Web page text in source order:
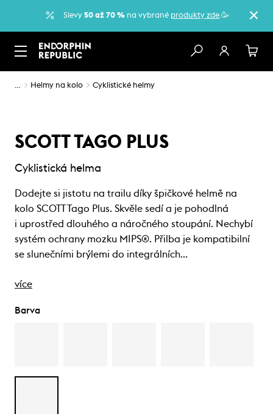
Slevy 50 až 70 % na vybrané produkty zde.🥳
… Helmy na kolo Cyklistické helmy
SCOTT TAGO PLUS
Cyklistická helma
Dodejte si jistotu na trailu díky špičkové helmě na
kolo SCOTT Tago Plus. Skvěle sedí a je pohodlná
i uprostřed dlouhého a náročného stoupání. Nechybí
systém ochrany mozku MIPS®. Přilba je kompatibilní
se slunečními brýlemi do integrálních…
více
Barva